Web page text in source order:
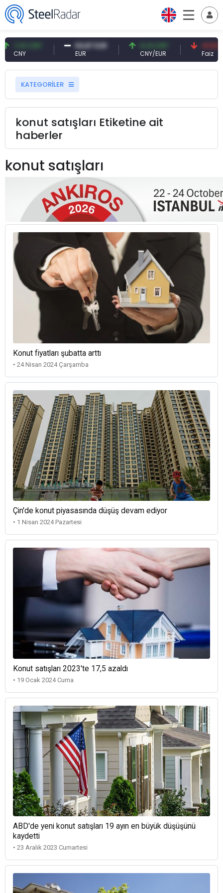
CNY 54,87 EUR 0,13 CNY
CNY/EUR
41,53 TRY
KATEGORİLER
konut satışları Etiketine ait
haberler
konut satışları
Konut fiyatları şubatta arttı
• 24 Nisan 2024 Çarşamba
Çin'de konut piyasasında düşüş devam ediyor
• 1 Nisan 2024 Pazartesi
Konut satışları 2023'te 17,5 azaldı
• 19 Ocak 2024 Cuma
ABD'de yeni konut satışları 19 ayın en büyük düşüşünü
kaydetti
• 23 Aralık 2023 Cumartesi